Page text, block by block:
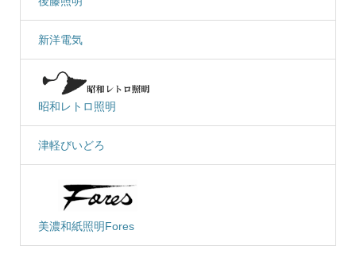
新洋電気
昭和レトロ照明
津軽びいどろ
美濃和紙照明Fores